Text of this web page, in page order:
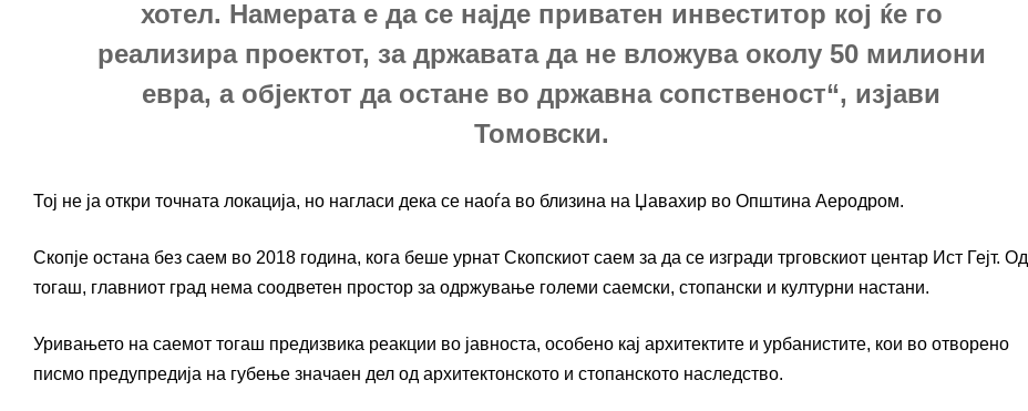
хотел. Намерата е да се најде приватен инвеститор кој ќе го
реализира проектот, за државата да не вложува околу 50 милиони
евра, а објектот да остане во државна сопственост“, изјави
Томовски.
Тој не ја откри точната локација, но нагласи дека се наоѓа во близина на Џавахир во Општина Аеродром.
Скопје остана без саем во 2018 година, кога беше урнат Скопскиот саем за да се изгради трговскиот центар Ист Гејт. Од
тогаш, главниот град нема соодветен простор за одржување големи саемски, стопански и културни настани.
Уривањето на саемот тогаш предизвика реакции во јавноста, особено кај архитектите и урбанистите, кои во отворено
писмо предупредија на губење значаен дел од архитектонското и стопанското наследство.